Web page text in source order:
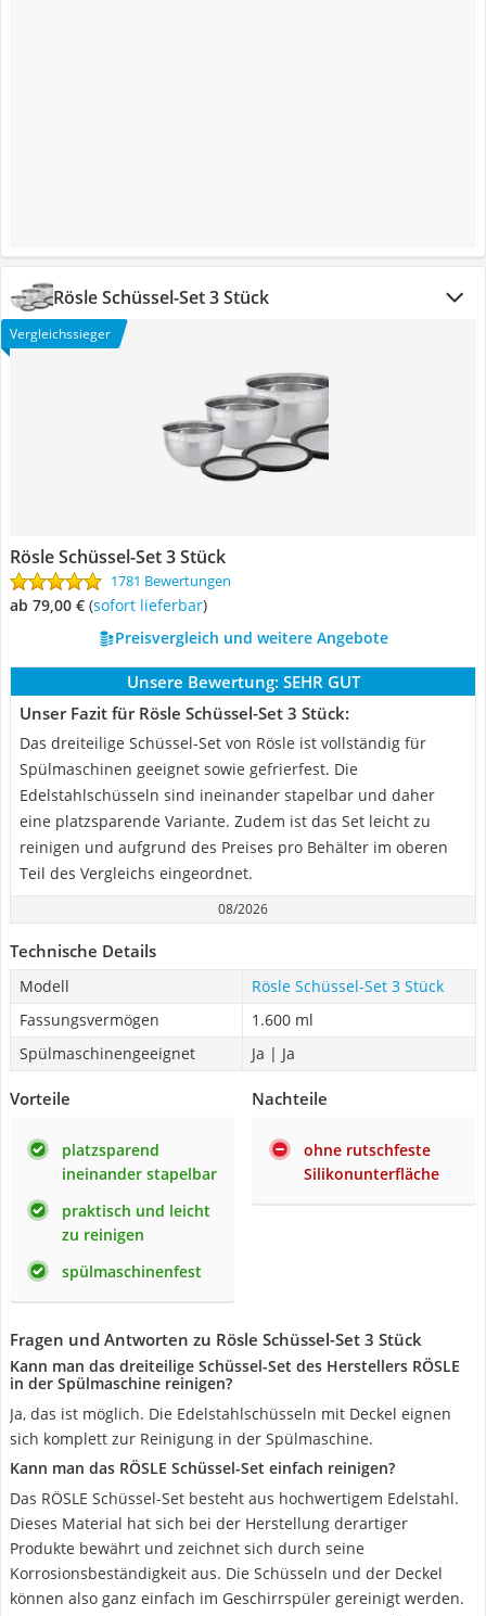
Rösle Schüssel-Set 3 Stück
Vergleichssieger
Rösle Schüssel-Set 3 Stück
1781 Bewertungen
ab 79,00 € ( Sofort lieferbar)
Preisvergleich und weitere Angebote
Unsere Bewertung: SEHR GUT
Unser Fazit für Rösle Schüssel-Set 3 Stück:
Das dreiteilige Schüssel-Set von Rösle ist vollständig für
Spülmaschinen geeignet sowie gefrierfest. Die
Edelstahlschüsseln sind ineinander stapelbar und daher
eine platzsparende Variante. Zudem ist das Set leicht zu
reinigen und aufgrund des Preises pro Behälter im oberen
Teil des Vergleichs eingeordnet.
08/2026
Technische Details
Modell
Rösle Schüssel-Set 3 Stück
Fassungsvermögen
1.600 ml
Spülmaschinengeeignet
Ja | Ja
Vorteile
platzsparend
ineinander stapelbar
praktisch und leicht
zu reinigen
spülmaschinenfest
Nachteile
ohne rutschfeste
Silikonunterfläche
Fragen und Antworten zu Rösle Schüssel-Set 3 Stück
Kann man das dreiteilige Schüssel-Set des Herstellers RÖSLE
in der Spülmaschine reinigen?
Ja, das ist möglich. Die Edelstahlschüsseln mit Deckel eignen
sich komplett zur Reinigung in der Spülmaschine.
Kann man das RÖSLE Schüssel-Set einfach reinigen?
Das RÖSLE Schüssel-Set besteht aus hochwertigem Edelstahl.
Dieses Material hat sich bei der Herstellung derartiger
Produkte bewährt und zeichnet sich durch seine
Korrosionsbeständigkeit aus. Die Schüsseln und der Deckel
können also ganz einfach im Geschirrspüler gereinigt werden.